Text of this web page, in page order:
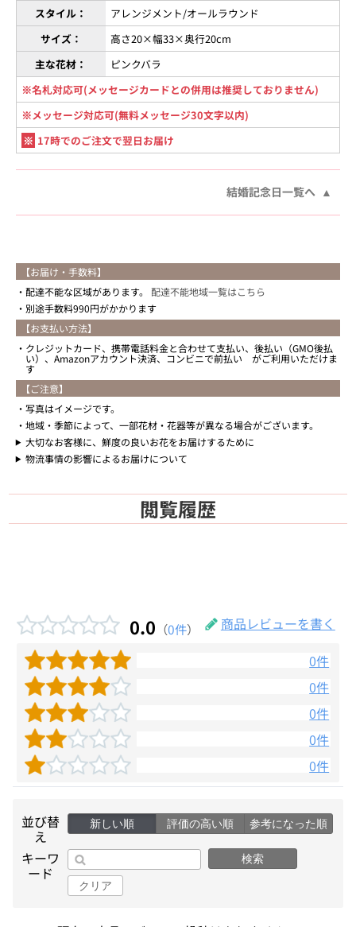
スタイル：
アレンジメント/オールラウンド
サイズ：
高さ20×幅33×奥行20cm
主な花材：
ピンクバラ
※名札対応可(メッセージカードとの併用は推奨しておりません)
※メッセージ対応可(無料メッセージ30文字以内)
※ 17時でのご注文で翌日お届け
結婚記念日一覧へ
【お届け・手数料】
配達不能な区域があります。 配達不能地域一覧はこちら
別途手数料990円がかかります
【お支払い方法】
クレジットカード、携帯電話料金と合わせて支払い、後払い（GMO後払
い）、Amazonアカウント決済、コンビニで前払い がご利用いただけま
す
【ご注意】
写真はイメージです。
地域・季節によって、一部花材・花器等が異なる場合がございます。
大切なお客様に、鮮度の良いお花をお届けするために
物流事情の影響によるお届けについて
閲覧履歴
0.0 （0件）
商品レビューを書く
0件
0件
0件
0件
0件
並び替
え
新しい順 評価の高い順 参考になった順
キーワ
ード
検索
クリア